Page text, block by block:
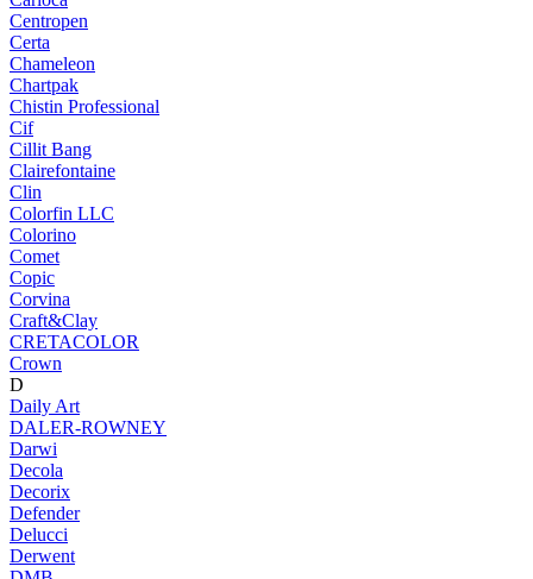
Centropen
Certa
Chameleon
Chartpak
Chistin Professional
Cif
Cillit Bang
Clairefontaine
Clin
Colorfin LLC
Colorino
Comet
Copic
Corvina
Craft&Clay
CRETACOLOR
Crown
D
Daily Art
DALER-ROWNEY
Darwi
Decola
Decorix
Defender
Delucci
Derwent